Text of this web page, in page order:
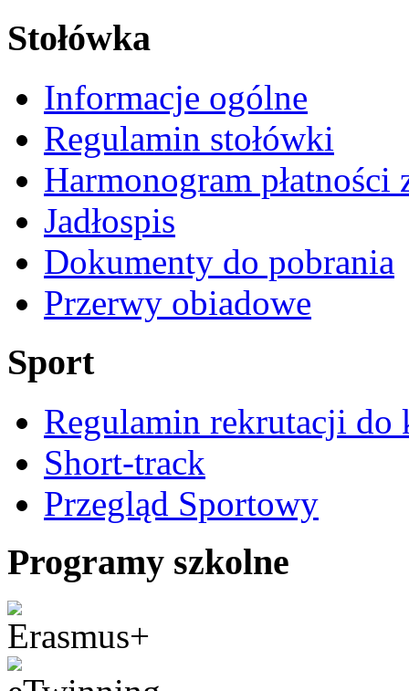
Stołówka
Informacje ogólne
Regulamin stołówki
Harmonogram płatności
Jadłospis
Dokumenty do pobrania
Przerwy obiadowe
Sport
Regulamin rekrutacji do
Short-track
Przegląd Sportowy
Programy szkolne